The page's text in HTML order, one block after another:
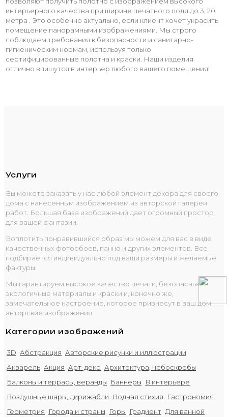
интерьерного качества при ширине печатного поля до 3, 20
метра . Это особенно актуально, если клиент хочет украсить
помещение панорамными изображениями. Мы строго
соблюдаем требования к безопасности и санитарно-
гигиеническим нормам, используя только
сертифицированные полотна и краски. Наши изделия
отлично впишутся в интерьер любого вашего помещения!
Услуги
Вы можете заказать у нас любой элемент декора для своего
дома с нанесенным изображением из авторской галереи
работ. Большая база изображений дает огромный простор
для вашей фантазии.
Воплотить понравившийся образ мы можем для вас в виде
качественных фотообоев, панно и других элементов. Все
подбирается индивидуально под ваши размеры и желаемые
фактуры.
Мы гарантируем высокое качество печати, безопасные
экологичные материалы и краски и, конечно же,
замечательное настроение, которое привнесут в ваш дом
авторские изображения.
Категории изображений
3D Абстракция Авторские рисунки и иллюстрации
Акварель Акция Арт-деко Архитектура, небоскребы
Балконы и террасы, веранды
Баннеры
В интерьере
Воздушные шары, дирижабли
Водная стихия
Гастрономия
Геометрия
Города и страны Горы Градиент Для ванной